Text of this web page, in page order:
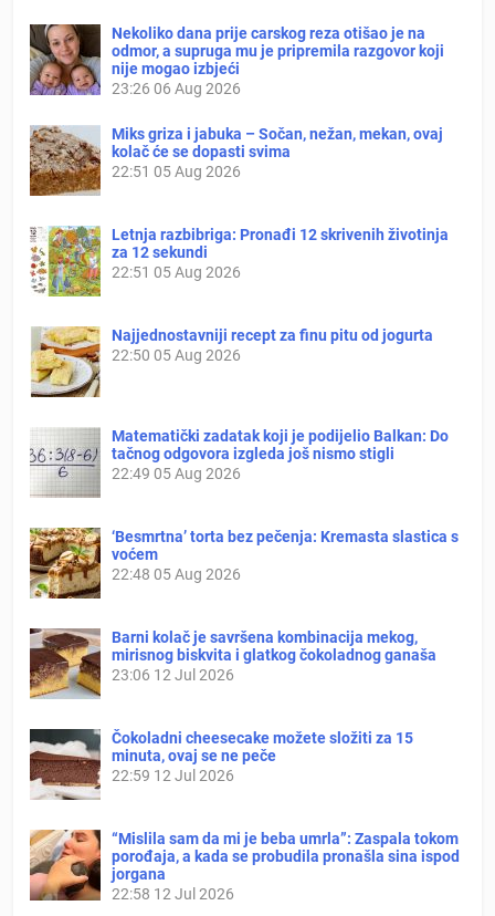
Nekoliko dana prije carskog reza otišao je na
odmor, a supruga mu je pripremila razgovor koji
nije mogao izbjeći
23:26 06 Aug 2026
Miks griza i jabuka – Sočan, nežan, mekan, ovaj
kolač će se dopasti svima
22:51 05 Aug 2026
Letnja razbibriga: Pronađi 12 skrivenih životinja
za 12 sekundi
22:51 05 Aug 2026
Najjednostavniji recept za finu pitu od jogurta
22:50 05 Aug 2026
Matematički zadatak koji je podijelio Balkan: Do
tačnog odgovora izgleda još nismo stigli
22:49 05 Aug 2026
‘Besmrtna’ torta bez pečenja: Kremasta slastica s
voćem
22:48 05 Aug 2026
Barni kolač je savršena kombinacija mekog,
mirisnog biskvita i glatkog čokoladnog ganaša
23:06 12 Jul 2026
Čokoladni cheesecake možete složiti za 15
minuta, ovaj se ne peče
22:59 12 Jul 2026
“Mislila sam da mi je beba umrla”: Zaspala tokom
porođaja, a kada se probudila pronašla sina ispod
jorgana
22:58 12 Jul 2026